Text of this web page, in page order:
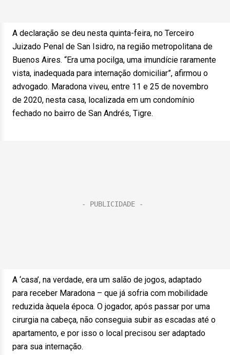
A declaração se deu nesta quinta-feira, no Terceiro
Juizado Penal de San Isidro, na região metropolitana de
Buenos Aires. “Era uma pocilga, uma imundície raramente
vista, inadequada para internação domiciliar”, afirmou o
advogado. Maradona viveu, entre 11 e 25 de novembro
de 2020, nesta casa, localizada em um condomínio
fechado no bairro de San Andrés, Tigre.
A ‘casa’, na verdade, era um salão de jogos, adaptado
para receber Maradona – que já sofria com mobilidade
reduzida àquela época. O jogador, após passar por uma
cirurgia na cabeça, não conseguia subir as escadas até o
apartamento, e por isso o local precisou ser adaptado
para sua internação.